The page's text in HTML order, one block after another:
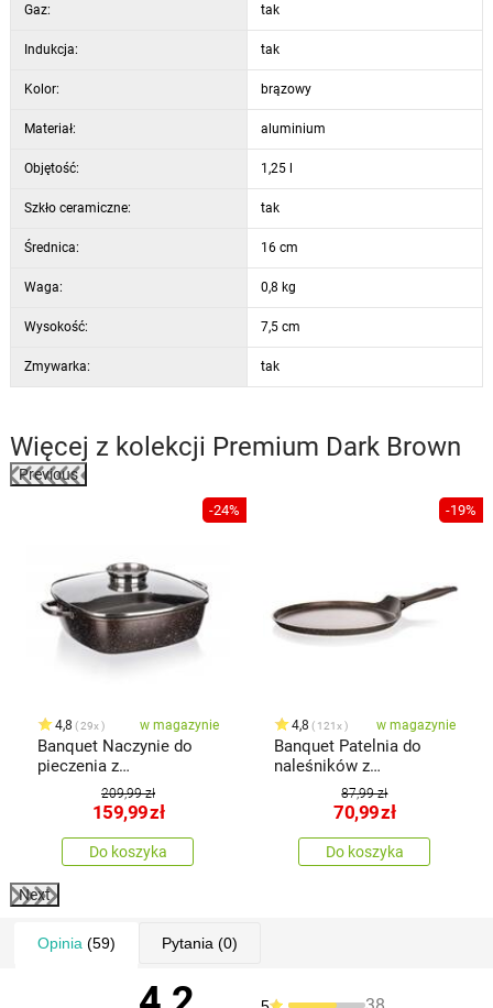
Gaz: tak
Indukcja: tak
Kolor: brązowy
Materiał: aluminium
Objętość: 1,25 l
Szkło ceramiczne: tak
Średnica: 16 cm
Waga: 0,8 kg
Wysokość: 7,5 cm
Zmywarka: tak
Więcej z kolekcji Premium Dark Brown
Previous
-24%
4,8 29x w magazynie
Banquet Naczynie do
pieczenia z
powierzchnią
nieprzywierającą
PREMIUM Dark Brown
28 x 28 x 8 cm
209,99 zł
159,99zł
Do koszyka
-19%
4,8 121x w magazynie
Banquet Patelnia do
naleśników z
powierzchnią
nieprzywierającą
Premium Dark Brown 24
87,99 zł
70,99zł
Do koszyka
Next
Opinia (59) Pytania (0)